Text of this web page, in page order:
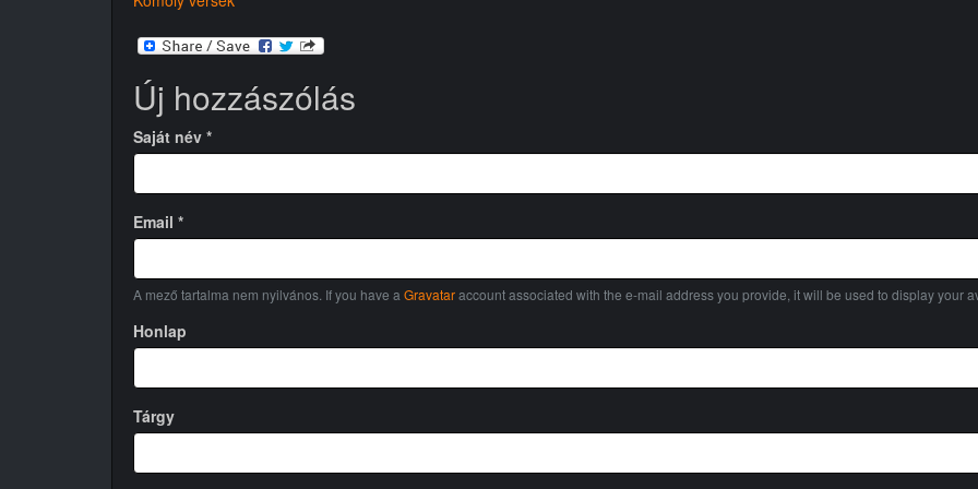
Új hozzászólás
Saját név *
Email *
A mező tartalma nem nyilvános. If you have a Gravataraccount associated with the e-mail address you provide, it will be used to display your
Honlap
Tárgy